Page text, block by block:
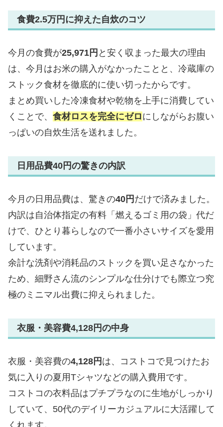
食費2.5万円に抑えた自炊のコツ
今月の食費が25,971円 と安く収まった最大の理由
は、今月はお米の購入がなかったことと、冷蔵庫の
ストック食材を徹底的に使い切ったからです。
まとめ買いした冷凍食材や乾物を上手に消費してい
くことで、 食材ロスを完全にゼロにしながらお腹い
っぱいの自炊生活を送れました。
日用品費40円の驚きの内訳
今月の日用品費は、驚きの40円 だけで済みました。
内訳は自治体指定の有料「燃えるゴミ用の袋」代だ
けで、ひとり暮らしなので一番小さいサイズを愛用
しています。
余計な洗剤や消耗品のストックを買い足さなかった
ため、細野さん流のシンプルな仕分けでも際立つ究
極のミニマル出費に抑えられました。
衣服・美容費4,128円の中身
衣服・美容費の4,128円 は、コストコで見つけたお
気に入りの夏用Tシャツなどの購入費用です。
コストコの衣料品はプチプラなのに生地がしっかり
していて、50代のデイリーカジュアルに大活躍して
くれます。